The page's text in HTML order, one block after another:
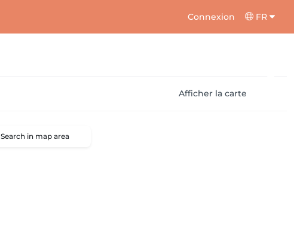
Connexion FR
Afficher la carte
Search in map area